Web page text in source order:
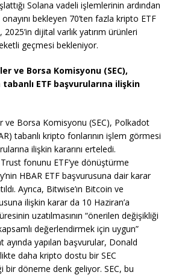
Solana vadeli işlemlerinin ardından
bekleyen 70’ten fazla kripto ETF
dijital varlık yatırım ürünleri
geçmesi bekleniyor.
ve Borsa Komisyonu (SEC),
ETF başvurularına ilişkin
ve Borsa Komisyonu (SEC), Polkadot
tabanlı kripto fonlarının işlem görmesi
ilişkin kararını erteledi.
fonunu ETF’ye dönüştürme
HBAR ETF başvurusuna dair karar
Ayrıca, Bitwise’ın Bitcoin ve
ilişkin karar da 10 Haziran’a
uzatılmasının “önerilen değişikliği
değerlendirmek için uygun”
yapılan başvurular, Donald
daha kripto dostu bir SEC
bir döneme denk geliyor. SEC, bu